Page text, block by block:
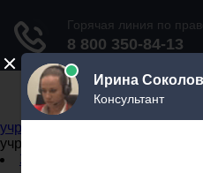
Не официальный
учреждений
учреждений
Задать вопрос юристу